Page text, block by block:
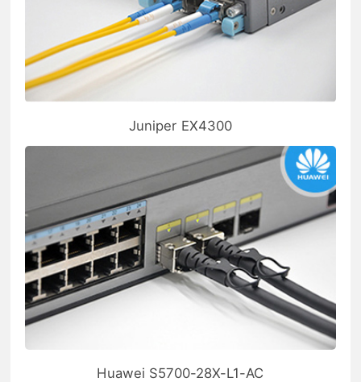
Juniper EX4300
Huawei S5700-28X-L1-AC